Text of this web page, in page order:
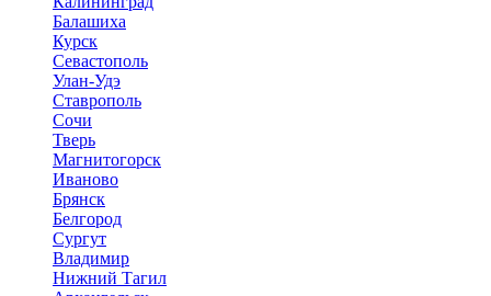
Балашиха
Курск
Севастополь
Улан-Удэ
Ставрополь
Сочи
Тверь
Магнитогорск
Иваново
Брянск
Белгород
Сургут
Владимир
Нижний Тагил